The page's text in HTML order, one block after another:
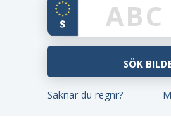
Saknar du regnr?